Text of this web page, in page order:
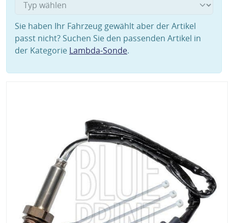
Sie haben Ihr Fahrzeug gewählt aber der Artikel
passt nicht? Suchen Sie den passenden Artikel in
der Kategorie Lambda-Sonde.